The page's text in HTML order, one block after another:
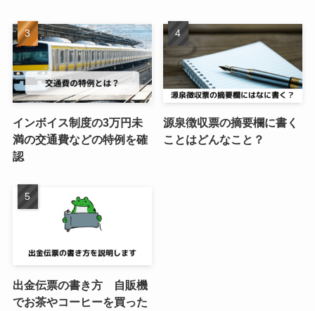
インボイス制度の3万円未
満の交通費などの特例を確
認
源泉徴収票の摘要欄に書く
ことはどんなこと？
出金伝票の書き方 自販機
でお茶やコーヒーを買った